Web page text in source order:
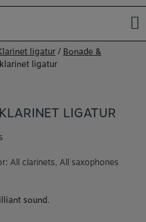
ligatur/ Bonade &
ligatur
LIGATUR
All clarinets, All saxophones
sound.